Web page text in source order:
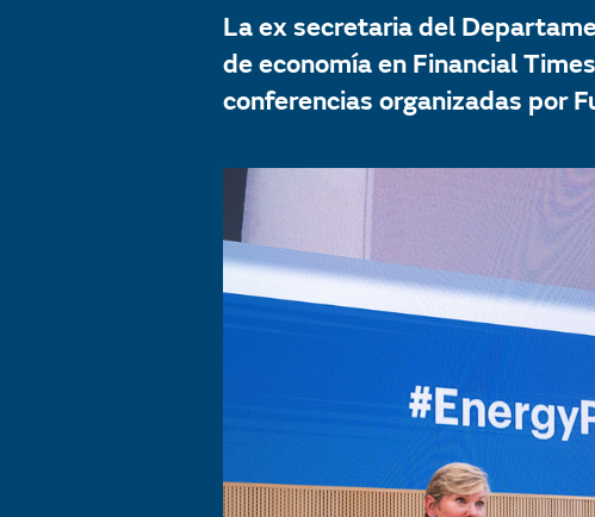
La ex secretaria del
de economía en Financial
conferencias organizadas por